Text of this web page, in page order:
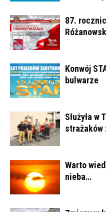
87.
Konwój
bulwarze
Służyła
Warto
nieba…